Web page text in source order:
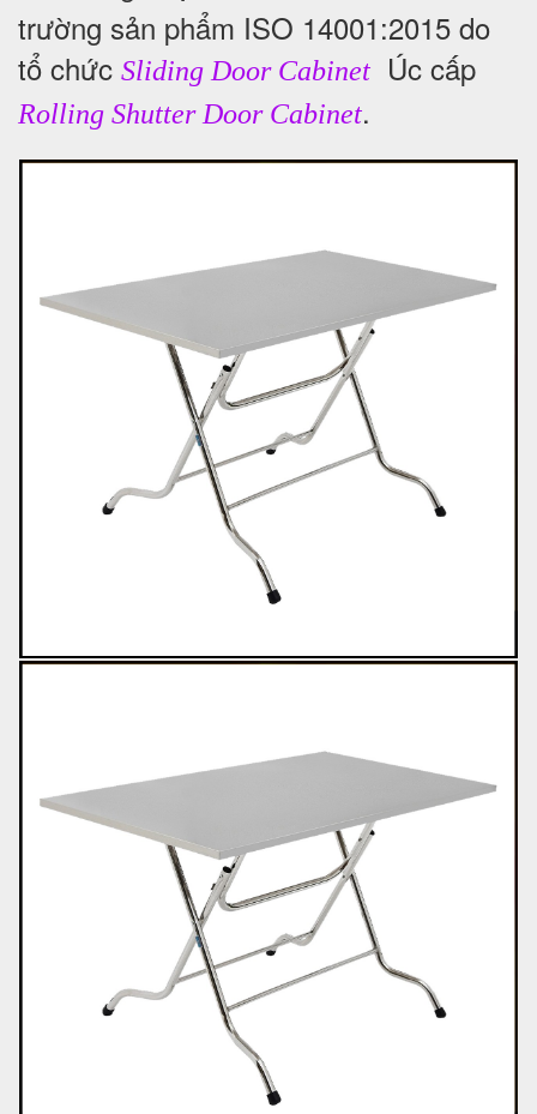
trường sản phẩm ISO 14001:2015 do
tổ chức Sliding Door Cabinet Úc cấp
Rolling Shutter Door Cabinet.